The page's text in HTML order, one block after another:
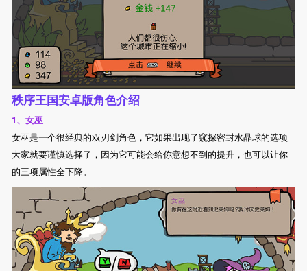
秩序王国安卓版角色介绍
1、女巫
女巫是一个很经典的双刃剑角色，它如果出现了窥探密封水晶球的选项
大家就要谨慎选择了，因为它可能会给你意想不到的提升，也可以让你
的三项属性全下降。